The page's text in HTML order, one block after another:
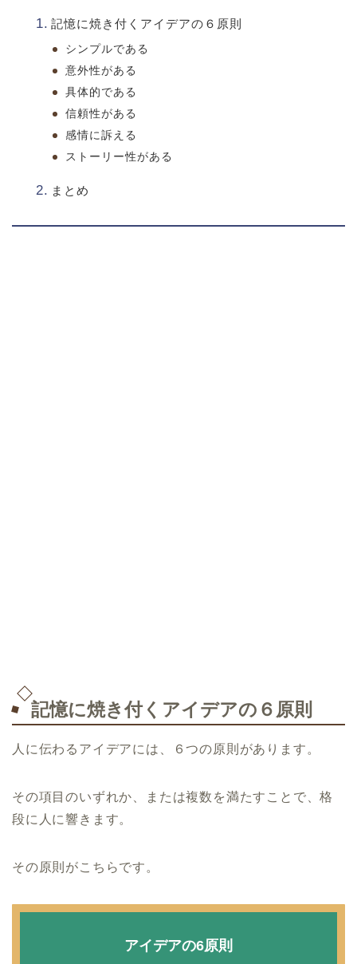
記憶に焼き付くアイデアの６原則
シンプルである
意外性がある
具体的である
信頼性がある
感情に訴える
ストーリー性がある
まとめ
記憶に焼き付くアイデアの６原則
人に伝わるアイデアには、６つの原則があります。
その項目のいずれか、または複数を満たすことで、格
段に人に響きます。
その原則がこちらです。
アイデアの6原則